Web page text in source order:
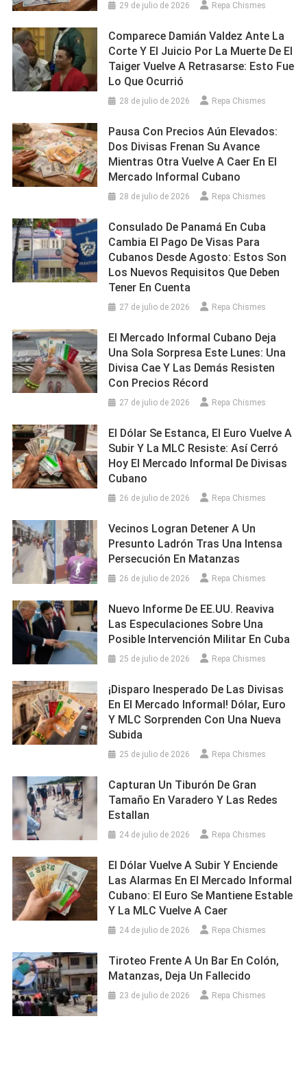
29 de julio de 2026 Repa Chismes
Comparece Damián Valdez Ante La
Corte Y El Juicio Por La Muerte De El
Taiger Vuelve A Retrasarse: Esto Fue
Lo Que Ocurrió
28 de julio de 2026 Repa Chismes
Pausa Con Precios Aún Elevados:
Dos Divisas Frenan Su Avance
Mientras Otra Vuelve A Caer En El
Mercado Informal Cubano
28 de julio de 2026 Repa Chismes
Consulado De Panamá En Cuba
Cambia El Pago De Visas Para
Cubanos Desde Agosto: Estos Son
Los Nuevos Requisitos Que Deben
Tener En Cuenta
27 de julio de 2026 Repa Chismes
El Mercado Informal Cubano Deja
Una Sola Sorpresa Este Lunes: Una
Divisa Cae Y Las Demás Resisten
Con Precios Récord
27 de julio de 2026 Repa Chismes
El Dólar Se Estanca, El Euro Vuelve A
Subir Y La MLC Resiste: Así Cerró
Hoy El Mercado Informal De Divisas
Cubano
26 de julio de 2026 Repa Chismes
Vecinos Logran Detener A Un
Presunto Ladrón Tras Una Intensa
Persecución En Matanzas
26 de julio de 2026 Repa Chismes
Nuevo Informe De EE.UU. Reaviva
Las Especulaciones Sobre Una
Posible Intervención Militar En Cuba
25 de julio de 2026 Repa Chismes
¡Disparo Inesperado De Las Divisas
En El Mercado Informal! Dólar, Euro
Y MLC Sorprenden Con Una Nueva
Subida
25 de julio de 2026 Repa Chismes
Capturan Un Tiburón De Gran
Tamaño En Varadero Y Las Redes
Estallan
24 de julio de 2026 Repa Chismes
El Dólar Vuelve A Subir Y Enciende
Las Alarmas En El Mercado Informal
Cubano: El Euro Se Mantiene Estable
Y La MLC Vuelve A Caer
24 de julio de 2026 Repa Chismes
Tiroteo Frente A Un Bar En Colón,
Matanzas, Deja Un Fallecido
23 de julio de 2026 Repa Chismes